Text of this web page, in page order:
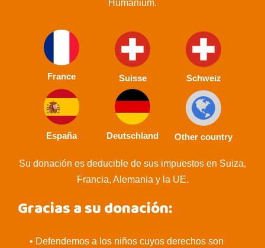
Humanium.
France Suisse Schweiz
España Deutschland Other country
Su donación es deducible de sus impuestos en Suiza,
Francia, Alemania y la UE.
Gracias a su donación:
• Defendemos a los niños cuyos derechos son